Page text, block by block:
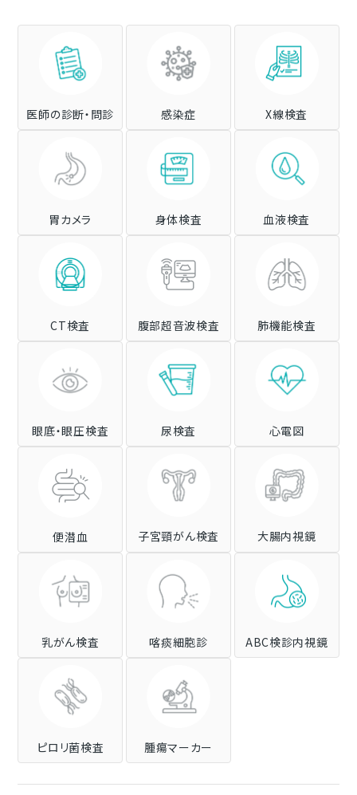
医師の診断・問診 感染症 X線検査
胃カメラ 身体検査 血液検査
CT検査 腹部超音波検査 肺機能検査
眼底・眼圧検査 尿検査 心電図
便潜血 子宮頸がん検査 大腸内視鏡
乳がん検査 喀痰細胞診 ABC検診内視鏡
ピロリ菌検査 腫瘍マーカー